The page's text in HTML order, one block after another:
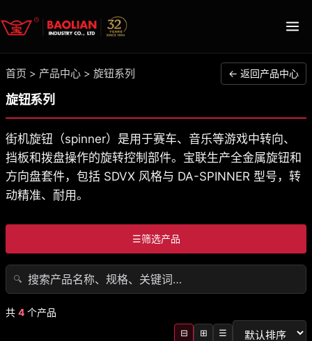
首页 > 产品中心 > 旋钮系列 ← 返回产品中心
旋钮系列
街机旋钮（spinner）是用于赛车、音乐等游戏中转向、
挡板和拨盘操作的旋转控制部件。宝联生产全金属旋钮和
方向盘套件，包括 SDVX 风格与 DA-SPINNER 型号，转
动精准、耐用。
☰筛选产品
🔍
共 4 个产品
⊟ ⊞ ☰